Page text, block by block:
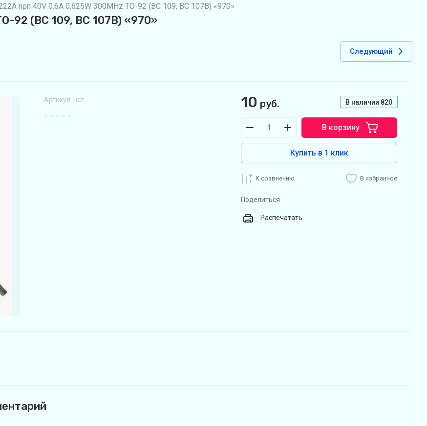
npn 40V 0.6A 0.625W 300MHz TO-92 (BC 109, BC 107B) «970»
92 (BC 109, BC 107B) «970»
Следующий
Артикул: нет В наличии 820
10 руб.
В корзину
Купить в 1 клик
К сравнению В избранное
Поделиться
Распечатать